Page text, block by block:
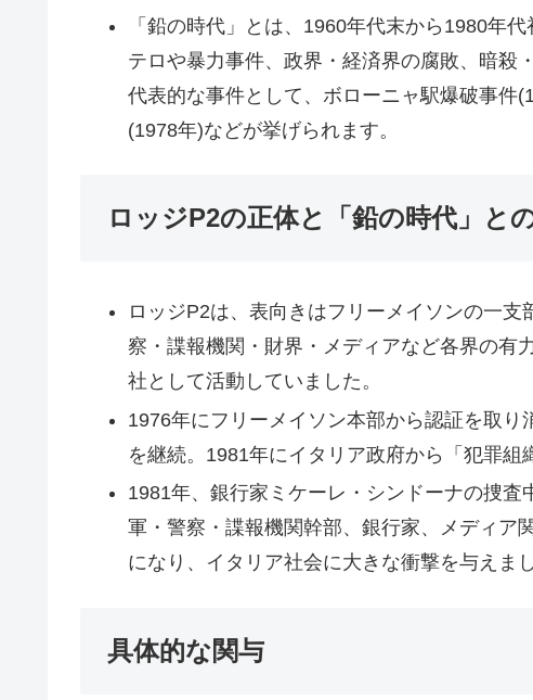
「鉛の時代」とは、1960年代末から1980年
テロや暴力事件、政界・経済界の腐敗、暗殺
代表的な事件として、ボローニャ駅爆破事件
(1978年)などが挙げられます。
ロッジP2の正体と「鉛の時代」と
ロッジP2は、表向きはフリーメイソンの一
察・諜報機関・財界・メディアなど各界の有
社として活動していました。
1976年にフリーメイソン本部から認証を取
を継続。1981年にイタリア政府から「犯罪組
1981年、銀行家ミケーレ・シンドーナの捜
軍・警察・諜報機関幹部、銀行家、メディア
になり、イタリア社会に大きな衝撃を与えまし
具体的な関与